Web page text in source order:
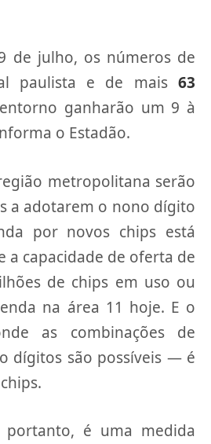
de julho, os números de
paulista e de mais 63
ganharão um 9 à
o Estadão.
metropolitana serão
a adotarem o nono dígito
por novos chips está
a capacidade de oferta de
de chips em uso ou
na área 11 hoje. E o
as combinações de
dígitos são possíveis — é
portanto, é uma medida